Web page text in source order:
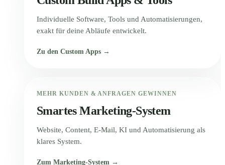
Individuelle Software, Tools und Automatisierungen,
exakt für deine Abläufe entwickelt.
Zu den Custom Apps →
MEHR KUNDEN & ANFRAGEN GEWINNEN
Smartes Marketing-System
Website, Content, E-Mail, KI und Automatisierung als
klares System.
Zum Marketing-System →